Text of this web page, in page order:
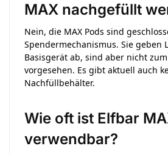
MAX nachgefüllt
Nein, die MAX Pods sind
Spendermechanismus. Sie geben
Basisgerät ab, sind aber nicht
vorgesehen. Es gibt aktuell auch
Nachfüllbehälter.
Wie oft ist Elfbar
verwendbar?